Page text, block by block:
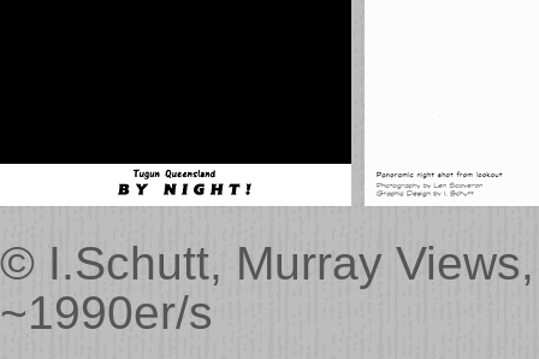
© I.Schutt, Murray
~1990er/s